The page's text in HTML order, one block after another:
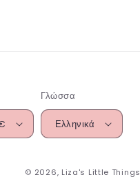
EUR €
Γλώσσα
Ελληνικά
© 2026, Liza's Little Things